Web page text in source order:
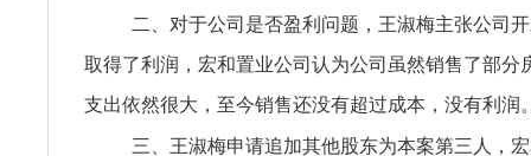
二、对于公司是否盈利问题，王淑梅主张公司
取得了利润，宏和置业公司认为公司虽然销售了部分
支出依然很大，至今销售还没有超过成本，没有利润
三、王淑梅申请追加其他股东为本案第三人，